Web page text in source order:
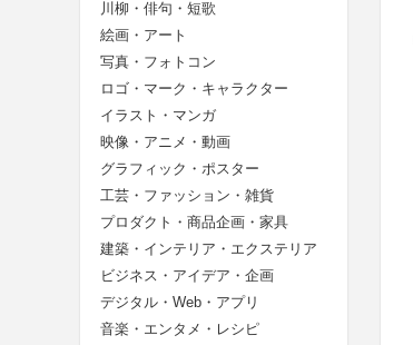
川柳・俳句・短歌
絵画・アート
写真・フォトコン
ロゴ・マーク・キャラクター
イラスト・マンガ
映像・アニメ・動画
グラフィック・ポスター
工芸・ファッション・雑貨
プロダクト・商品企画・家具
建築・インテリア・エクステリア
ビジネス・アイデア・企画
デジタル・Web・アプリ
音楽・エンタメ・レシピ